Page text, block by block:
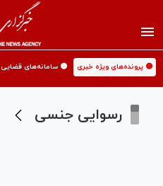
🟡 پرونده‌های ویژه خبری 🟡 سامانه‌های قضایی
رسوایی جنسی